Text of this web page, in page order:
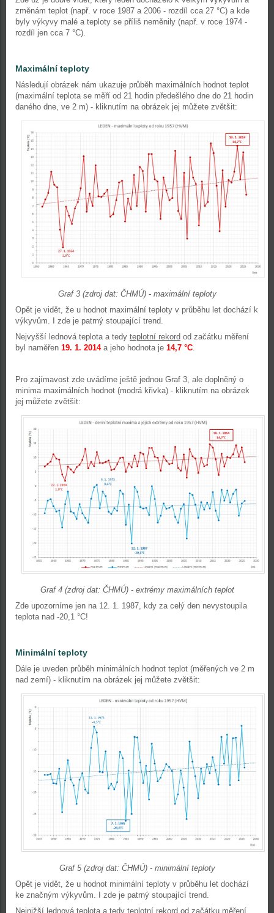
změnám teplot (např. v roce 1987 a 2006 - rozdíl cca 27 °C) a kde
byly výkyvy malé a teploty se příliš neměnily (např. v roce 1974 -
rozdíl jen cca 7 °C).
Maximální teploty
Následují obrázek nám ukazuje průběh maximálních hodnot teplot
(maximální teplota se měří od 21 hodin předešlého dne do 21 hodin
daného dne, ve 2 m) - kliknutím na obrázek jej můžete zvětšit:
Graf 3 (zdroj dat: ČHMÚ) - maximální teploty
Opět je vidět, že u hodnot maximální teploty v průběhu let dochází k
výkyvům. I zde je patrný stoupající trend.
Nejvyšší lednová teplota a tedy teplotní rekord od začátku měření
byl naměřen 19. 1. 2014a jeho hodnota je 14,7 °C
Pro zajímavost zde uvádíme ještě jednou Graf 3, ale doplněný o
minima maximálních hodnot (modrá křivka) - kliknutím na obrázek
jej můžete zvětšit:
Graf 4 (zdroj dat: ČHMÚ) - extrémy maximálních teplot
Zde upozorníme jen na 12. 1. 1987, kdy za celý den nevystoupila
teplota nad -20,1 °C!
Minimální teploty
Dále je uveden průběh minimálních hodnot teplot (měřených ve 2 m
nad zemí) - kliknutím na obrázek jej můžete zvětšit:
Graf 5 (zdroj dat: ČHMÚ) - minimální teploty
Opět je vidět, že u hodnot minimální teploty v průběhu let dochází
ke značným výkyvům. I zde je patrný stoupající trend.
Nejnižší lednová teplota a tedy teplotní rekord od začátku měření